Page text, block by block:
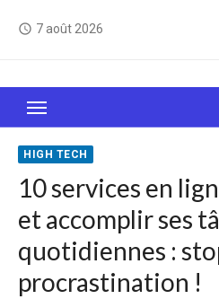
access_time 7 août 2026
Le Web, c'est comme une
sait jamais sur
HIGH TECH
10 services en
et accomplir ses
quotidiennes :
procrastination !